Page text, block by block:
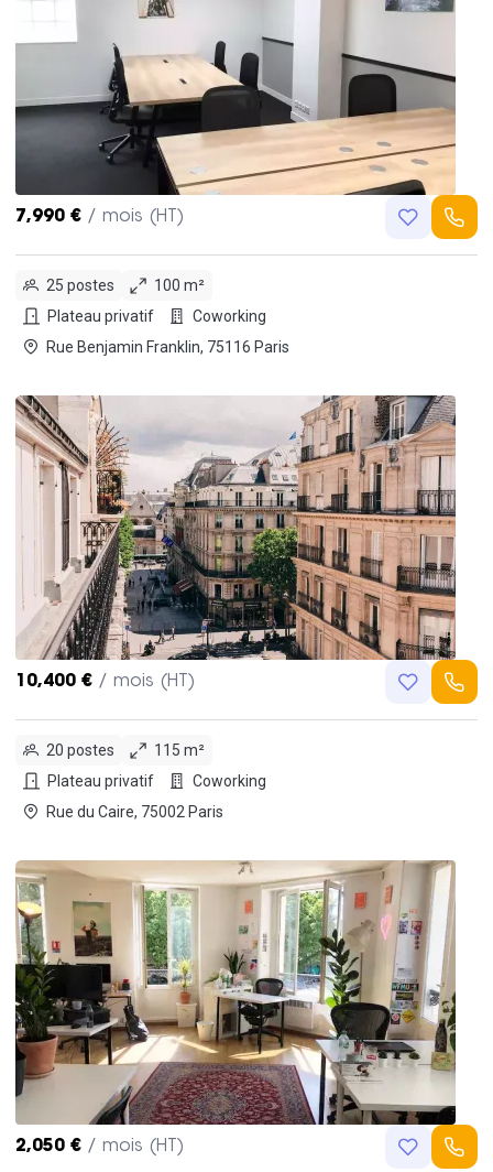
7,990 € / mois (HT)
25 postes
100 m²
Plateau privatif
Coworking
Rue Benjamin Franklin, 75116 Paris
10,400 € / mois (HT)
20 postes
115 m²
Plateau privatif
Coworking
Rue du Caire, 75002 Paris
2,050 € / mois (HT)